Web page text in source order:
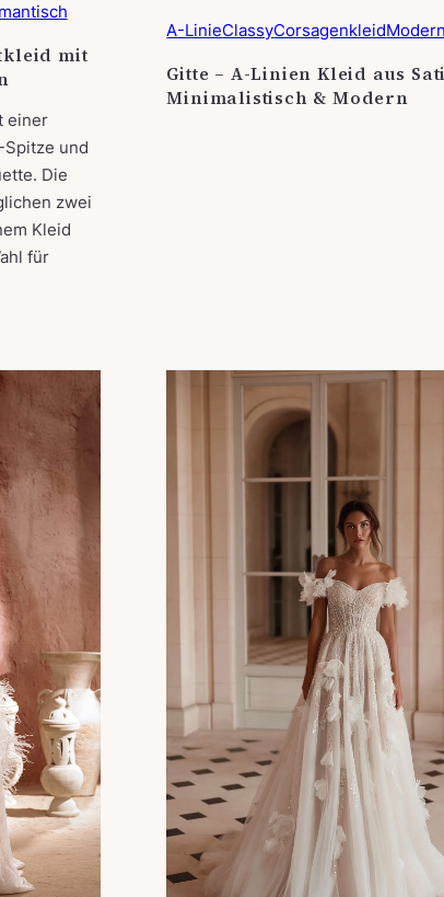
mit
einer
und
Die
zwei
Kleid
für
A-LinieClassyCorsagenkleidModern
Gitte – A-Linien Kleid aus
Minimalistisch & Modern